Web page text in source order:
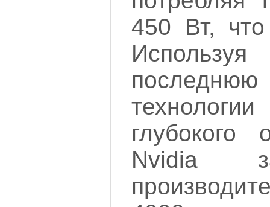
450 Вт,
глубокого
Nvidia